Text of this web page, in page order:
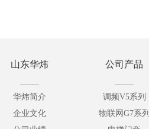
山东华炜
华炜简介
企业文化
公司产品
调频V5系列
物联网G7系列